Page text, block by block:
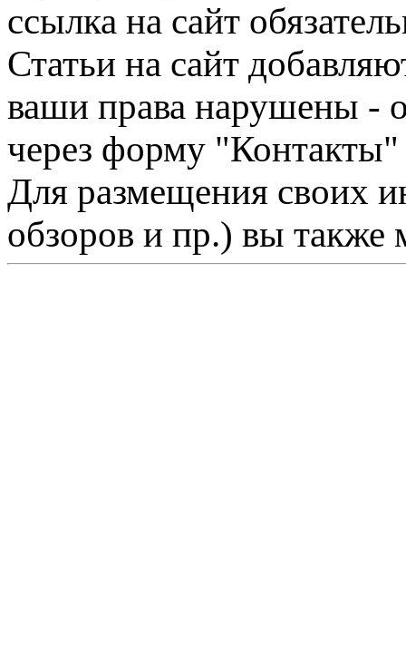
ссылка на сайт
Статьи на сайт
ваши права нарушены -
через форму "Контакты"
Для размещения своих
обзоров и пр.) вы также